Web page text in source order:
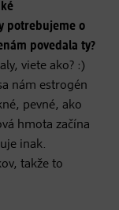
potrebujeme o
povedala ty?
viete ako? :)
nám estrogén
pevné, ako
hmota začína
inak.
takže to